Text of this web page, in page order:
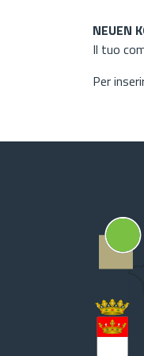
NEUEN
Il tuo
Per